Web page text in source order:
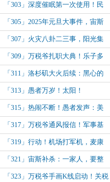
楚胜是我朋友，不允许你们攻击他！
「303」深度催眠第一次使用！民
主党年度招待会，楚胜万众瞩目！
「305」2025年元旦大事件，宙斯
现身：像我这种正义的人！
「307」火灾八卦二三事，阳光集
团成最大赢家！
「309」万税爷扎职大典！乐子多
多！
「311」洛杉矶大火后续：黑心的
保险行业！
「313」愚者万岁！太阳！
「315」热闹不断！愚者发声：美
国，你们亏待了消防员！
「317」万税爷通风报信！军事基
地？照样冲！
「319」行动！机场打军机，麦康
纳之死！
「321」宙斯补杀：一家人，要整
整齐齐！网友：东大毕业认证！
「323」万税爷手画K线启动！关税